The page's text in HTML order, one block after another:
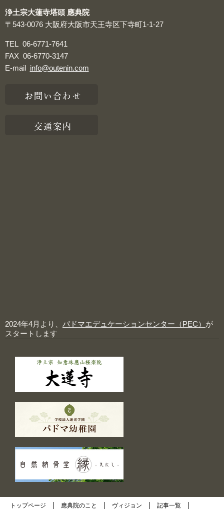
浄土宗大蓮寺塔頭 應典院
〒543-0076 大阪府大阪市天王寺区下寺町1-1-27
TEL 06-6771-7641
FAX 06-6770-3147
E-mail info@outenin.com
お問い合わせ
交通案内
2024年4月より、 パドマエデュケーションセンター（PEC） が
スタートします
トップページ 應典院のこと ヴィジョン 記事一覧